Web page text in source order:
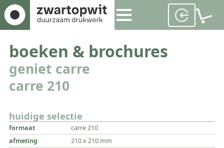
boeken & brochures
geniet carre
carre 210
huidige selectie
formaat
carre 210
afmeting
210 x 210 mm